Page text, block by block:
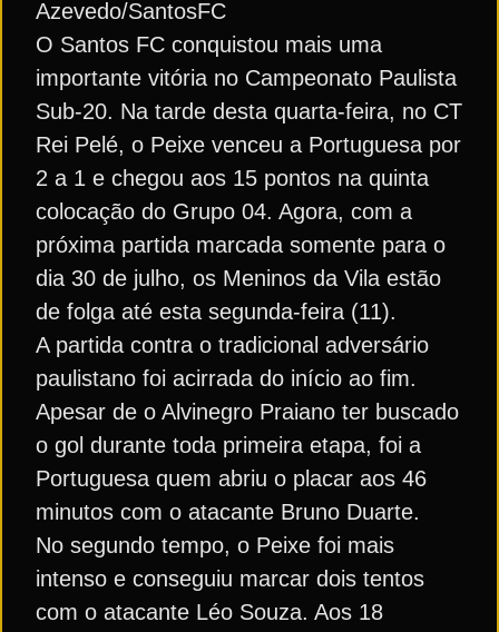
Azevedo/SantosFC
O Santos FC conquistou mais uma
importante vitória no Campeonato Paulista
Sub-20. Na tarde desta quarta-feira, no CT
Rei Pelé, o Peixe venceu a Portuguesa por
2 a 1 e chegou aos 15 pontos na quinta
colocação do Grupo 04. Agora, com a
próxima partida marcada somente para o
dia 30 de julho, os Meninos da Vila estão
de folga até esta segunda-feira (11).
A partida contra o tradicional adversário
paulistano foi acirrada do início ao fim.
Apesar de o Alvinegro Praiano ter buscado
o gol durante toda primeira etapa, foi a
Portuguesa quem abriu o placar aos 46
minutos com o atacante Bruno Duarte.
No segundo tempo, o Peixe foi mais
intenso e conseguiu marcar dois tentos
com o atacante Léo Souza. Aos 18